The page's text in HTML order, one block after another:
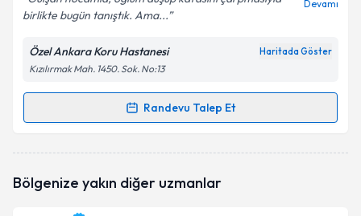
birlikte bugün tanıştık. Ama...
Devamı
Özel Ankara Koru Hastanesi Haritada Göster
Kızılırmak Mah. 1450. Sok. No:13
Randevu Talep Et
Randevu Takvimi Talebi
oluşturun. Size bu uzmandan randevu almanız için bir
Bölgenize yakın diğer uzmanlar